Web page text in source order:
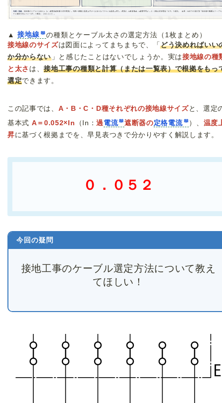
▲ 接地線
の種類とケーブル太さの選定方法（1枚まとめ）
接地線のサイズは図面によってまちまちで、「どう決めればいい
か分からない」と感じたことはないでしょうか。実は接地線の種
と太さ は、接地工事の種類と計算（または一覧表）で根拠をもっ
選定できます。
この記事では、 A・B・C・D種それぞれの接地線サイズと、選定
基本式 A＝0.052×In （In：過 電流 遮断器の定格電流 ）、 温度
昇に基づく根拠までを、早見表つきで分かりやすく解説します。
０．０５２
今回の疑問
接地工事のケーブル選定方法について教え
てほしい！